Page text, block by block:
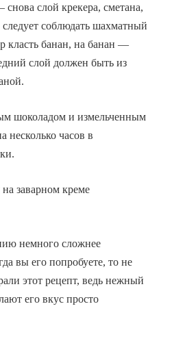
слой крекера, сметана,
соблюдать шахматный
класть банан, на банан —
слой должен быть из
шоколадом и измельченным
несколько часов в
заварном креме
немного сложнее
вы его попробуете, то не
этот рецепт, ведь нежный
его вкус просто